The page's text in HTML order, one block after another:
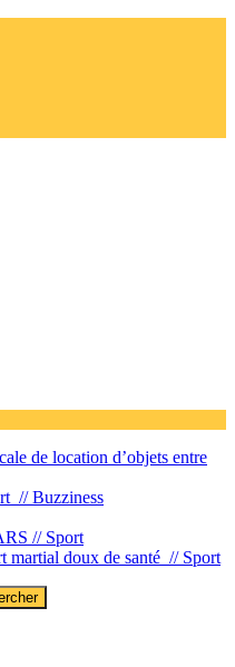
de location d’objets entre
//Buzziness
// Sport
doux de santé // Sport